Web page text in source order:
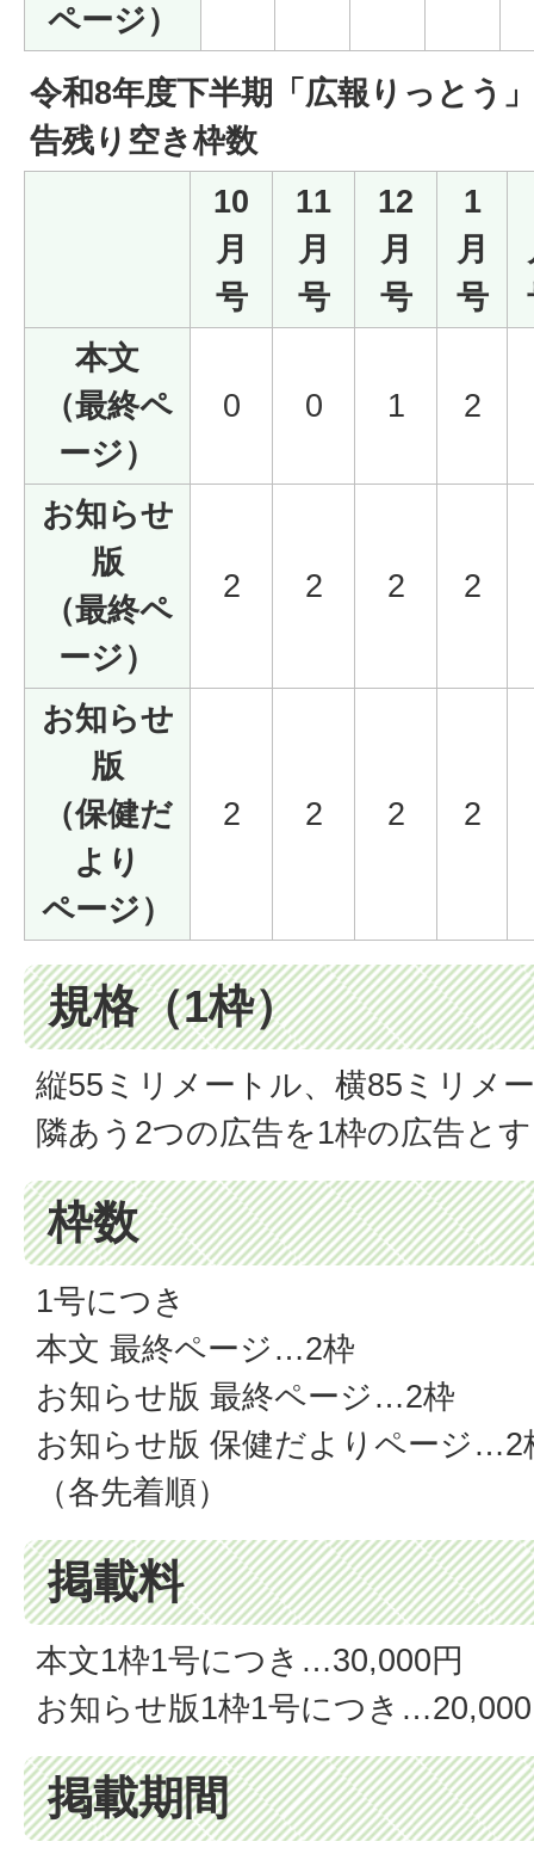
ページ）
令和8年度下半期「広報りっとう
告残り空き枠数
10
月
号
11
月
号
12
月
号
1
月
号
本文
（最終ペ
ージ）
0 0 1 2
お知らせ
版
（最終ペ
ージ）
2 2 2 2
お知らせ
版
（保健だ
より
ページ）
2 2 2 2
規格（1枠）
縦55ミリメートル、横85ミリメ
隣あう2つの広告を1枠の広告と
枠数
1号につき
本文 最終ページ…2枠
お知らせ版 最終ページ…2枠
お知らせ版 保健だよりページ…2
（各先着順）
掲載料
本文1枠1号につき…30,000円
お知らせ版1枠1号につき
掲載期間